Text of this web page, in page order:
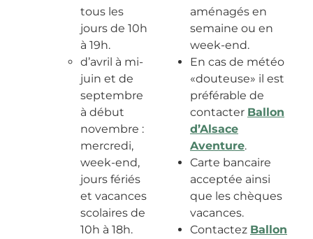
tous les
jours de 10h
à 19h.
d’avril à mi-
juin et de
septembre
à début
novembre :
mercredi,
week-end,
jours fériés
et vacances
scolaires de
10h à 18h.
aménagés en
semaine ou en
week-end.
En cas de météo
«douteuse» il est
préférable de
contacter Ballon
d’Alsace
Aventure.
Carte bancaire
acceptée ainsi
que les chèques
vacances.
Contactez Ballon